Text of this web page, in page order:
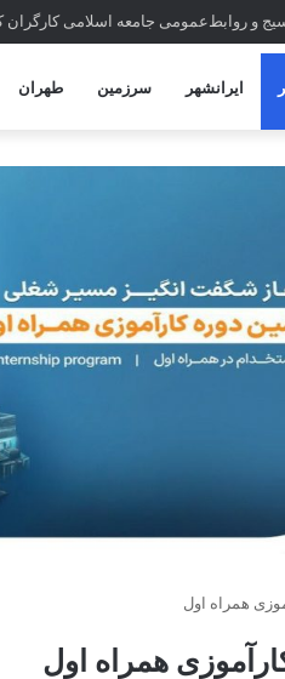
و روابط‌عمومی جامعه اسلامی
ایرانشهر سرزمین طهران
همراه اول
همراه اول